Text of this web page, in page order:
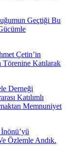
Geçtiği Bu
Çetin’in
Törenine Katılarak
Derneği
Katılımlı
Memnuniyet
Özlemle Andık.